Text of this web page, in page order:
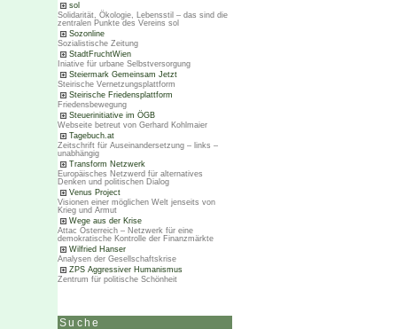
sol
Solidarität, Ökologie, Lebensstil – das sind die
zentralen Punkte des Vereins sol
Sozonline
Sozialistische Zeitung
StadtFruchtWien
Iniative für urbane Selbstversorgung
Steiermark Gemeinsam Jetzt
Steirische Vernetzungsplattform
Steirische Friedensplattform
Friedensbewegung
Steuerinitiative im ÖGB
Webseite betreut von Gerhard Kohlmaier
Tagebuch.at
Zeitschrift für Auseinandersetzung – links –
unabhängig
Transform Netzwerk
Europäisches Netzwerd für alternatives
Denken und politischen Dialog
Venus Project
Visionen einer möglichen Welt jenseits von
Krieg und Armut
Wege aus der Krise
Attac Österreich – Netzwerk für eine
demokratische Kontrolle der Finanzmärkte
Wilfried Hanser
Analysen der Gesellschaftskrise
ZPS Aggressiver Humanismus
Zentrum für politische Schönheit
Suche